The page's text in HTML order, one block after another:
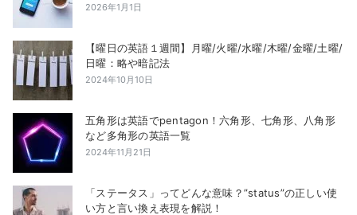
2026年1月1日
【曜日の英語１週間】月曜/火曜/水曜/木曜/金曜/土曜/
日曜：略や暗記法
2024年10月10日
五角形は英語でpentagon！六角形、七角形、八角形
など多角形の英語一覧
2024年11月21日
「ステータス」ってどんな意味？”status”の正しい使
い方と言い換え表現を解説！